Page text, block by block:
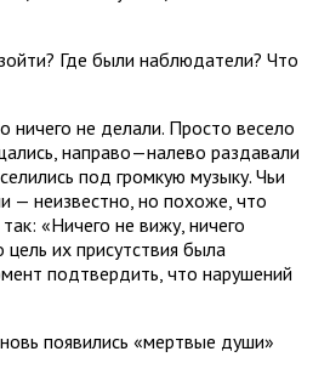
Где были наблюдатели? Что
не делали. Просто весело
направо—налево раздавали
под громкую музыку. Чьи
— неизвестно, но похоже, что
«Ничего не вижу, ничего
их присутствия была
подтвердить, что нарушений
появились «мертвые души»